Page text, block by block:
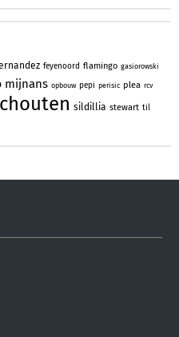
feyenoord flamingo gasiorowski
mijnans opbouw pepi perisic plea rcv
sildillia stewart til